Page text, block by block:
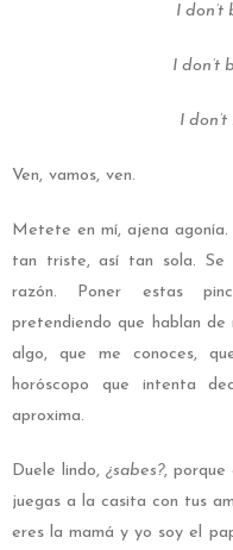
I don’t
I don’t
I
Ven, vamos, ven.
Metete en mí, ajena agonía.
tan triste, así tan sola. Se
razón. Poner estas
pretendiendo que hablan de
algo, que me conoces,
horóscopo que intenta
aproxima.
Duele lindo,¿sabes?, porque
juegas a la casita con tus
eres la mamá y yo soy el